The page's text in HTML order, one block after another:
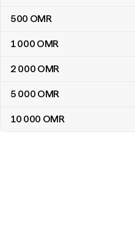
500 OMR
1 000 OMR
2 000 OMR
5 000 OMR
10 000 OMR